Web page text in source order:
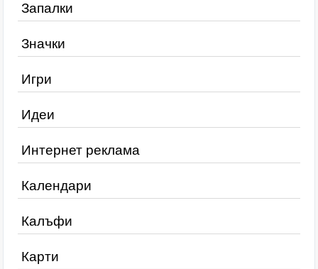
Запалки
Значки
Игри
Идеи
Интернет реклама
Календари
Калъфи
Карти